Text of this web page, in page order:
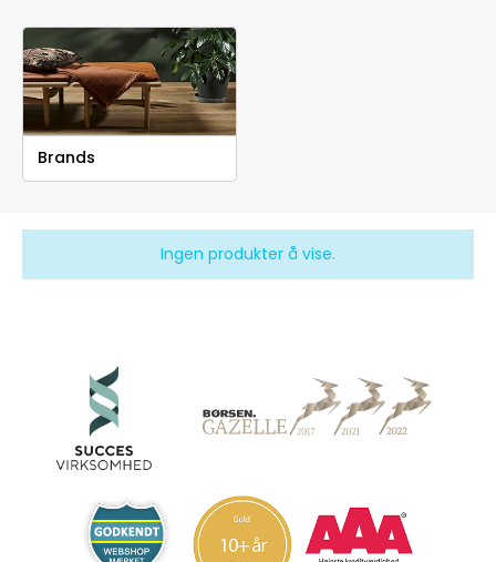
Brands
Ingen produkter å vise.